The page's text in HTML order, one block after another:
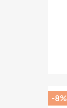
-8%